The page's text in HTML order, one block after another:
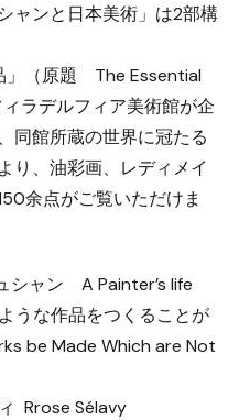
ャンと日本美術」は2部構
」（原題 The Essential
ラデルフィア美術館が企
同館所蔵の世界に冠たる
り、油彩画、レディメイ
余点がご覧いただけま
シャン A Painter’s life
うな作品をつくることが
be Made Which are Not
Rrose Sélavy